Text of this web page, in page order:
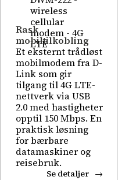
Rask
mobiltilkobling
Et eksternt trådløst
mobilmodem fra D-
Link som gir
tilgang til 4G LTE-
nettverk via USB
2.0 med hastigheter
opptil 150 Mbps. En
praktisk løsning
for bærbare
datamaskiner og
reisebruk.
Se detaljer